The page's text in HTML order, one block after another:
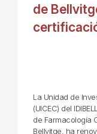
de
La Unidad de
(UICEC) del
de Farmacología
Bellvitge, ha